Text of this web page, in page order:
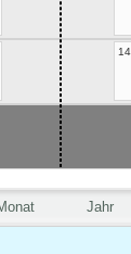
Jahr